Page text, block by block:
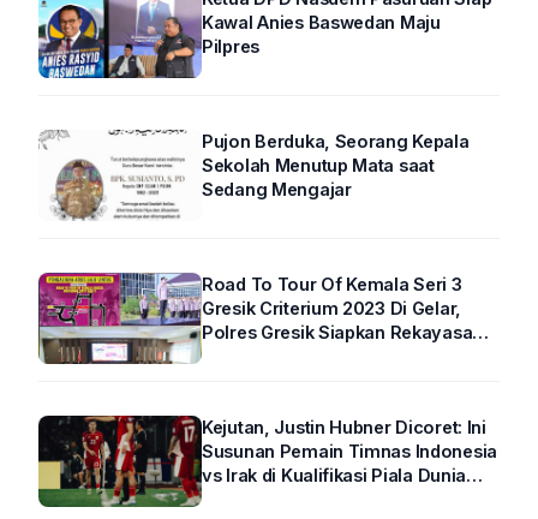
Kawal Anies Baswedan Maju
Pilpres
Pujon Berduka, Seorang Kepala
Sekolah Menutup Mata saat
Sedang Mengajar
Road To Tour Of Kemala Seri 3
Gresik Criterium 2023 Di Gelar,
Polres Gresik Siapkan Rekayasa
Kejutan, Justin Hubner Dicoret: Ini
Susunan Pemain Timnas Indonesia
vs Irak di Kualifikasi Piala Dunia